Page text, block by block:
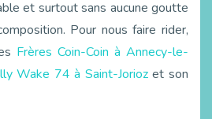
et surtout sans aucune goutte
Pour nous faire rider,
Frères Coin-Coin à Annecy-le-
Wake 74 à Saint-Joriozet son